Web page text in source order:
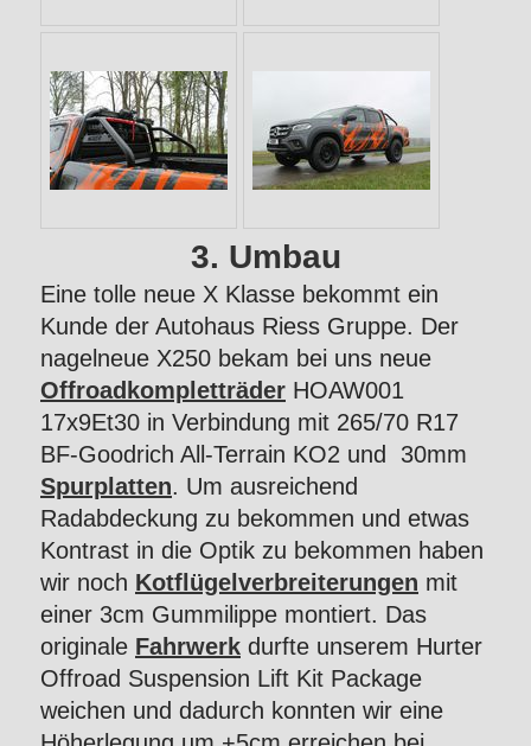
3. Umbau
Eine tolle neue X Klasse bekommt ein
Kunde der Autohaus Riess Gruppe. Der
nagelneue X250 bekam bei uns neue
Offroadkompletträder HOAW001
17x9Et30 in Verbindung mit 265/70 R17
BF-Goodrich All-Terrain KO2 und 30mm
Spurplatten. Um ausreichend
Radabdeckung zu bekommen und etwas
Kontrast in die Optik zu bekommen haben
wir noch Kotflügelverbreiterungen mit
einer 3cm Gummilippe montiert. Das
originale Fahrwerk durfte unserem Hurter
Offroad Suspension Lift Kit Package
weichen und dadurch konnten wir eine